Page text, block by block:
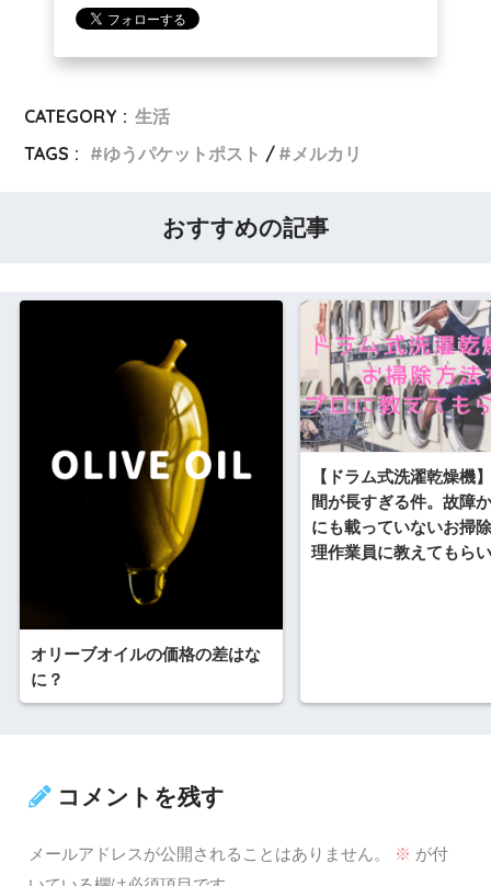
CATEGORY : 生活
TAGS :
ゆうパケットポスト メルカリ
おすすめの記事
オリーブオイルの価格の差はな
に？
【ドラム式洗濯乾燥機
間が長すぎる件。故障
にも載っていないお掃
理作業員に教えてもら
コメントを残す
メールアドレスが公開されることはありません。 ※ が付